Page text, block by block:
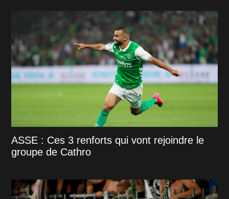
ASSE : Ces 3 renforts qui vont rejoindre le
groupe de Cathro